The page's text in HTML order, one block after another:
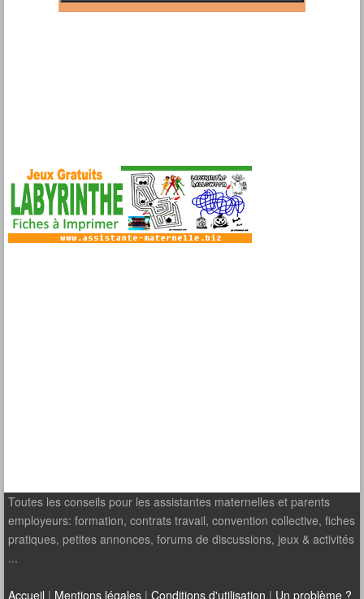
Toutes les conseils pour les assistantes maternelles et parents
employeurs: formation, contrats travail, convention collective, fiches
pratiques, petites annonces, forums de discussions, jeux & activités
...
Accueil | Mentions légales | Conditions d'utilisation | Un problème ?